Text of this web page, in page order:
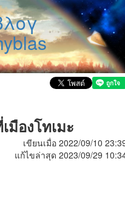
มืองโทเมะ
เขียนเมื่อ 2022/09/10
แก้ไขล่าสุด 2023/09/29